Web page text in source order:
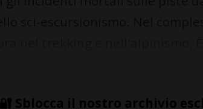
🔐 Sblocca il nostro archivio